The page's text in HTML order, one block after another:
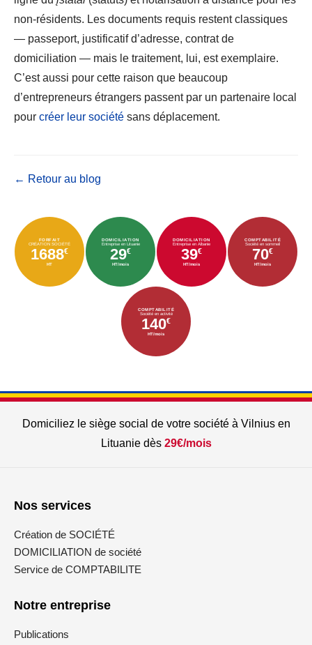
non-résidents. Les documents requis restent classiques
— passeport, justificatif d’adresse, contrat de
domiciliation — mais le traitement, lui, est exemplaire.
C’est aussi pour cette raison que beaucoup
d’entrepreneurs étrangers passent par un partenaire local
pour créer leur société sans déplacement.
← Retour au blog
FORFAIT
CRÉATION SOCIÉTÉ
1688€
HT
DOMICILIATION
Entreprise en Lituanie
29€
HT/mois
DOMICILIATION
Entreprise en Albanie
39€
HT/mois
COMPTABILITÉ
Société en sommeil
70€
HT/mois
COMPTABILITÉ
Société en activité
140€
HT/mois
Domiciliez le siège social de votre société à Vilnius en
Lituanie dès 29€/mois
Nos services
Création de SOCIÉTÉ
DOMICILIATION de société
Service de COMPTABILITE
Notre entreprise
Publications